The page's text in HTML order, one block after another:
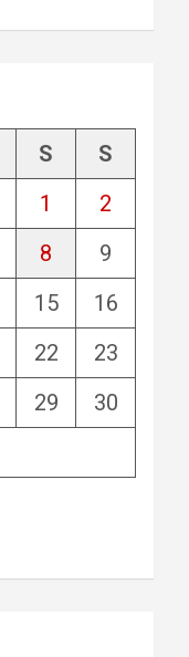
S
S
1
2
8
9
15
16
22
23
29
30